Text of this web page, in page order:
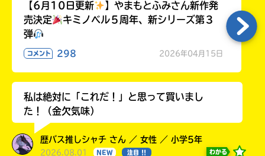
【6月10日更新
】やまもとふみさん新作発
売決定
キミノベル５周年、新シリーズ第３
弾
コメント 298 2026年04月15日
私は絶対に「これだ！」と思って買いまし
た！（金欠気味）
歴バス推しシャチ さん ／ 女性 ／ 小学5年
2026.08.01 NEW 注目 !! わかる